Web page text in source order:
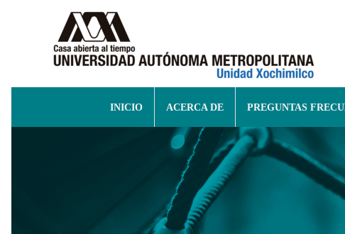
INICIO ACERCA DE PREGUNTAS